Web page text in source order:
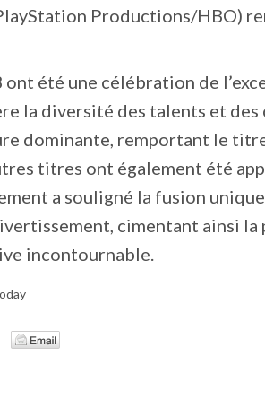
Productions/HBO)
ont été une célébration de
la diversité des talents et des
dominante, remportant le
titres ont également été
a souligné la fusion
cimentant ainsi
incontournable.